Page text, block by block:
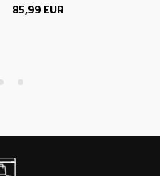
85,99 EUR